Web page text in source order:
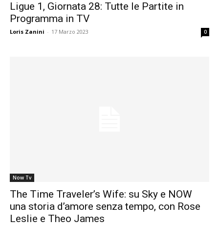
Ligue 1, Giornata 28: Tutte le Partite in
Programma in TV
Loris Zanini - 17 Marzo 2023 0
Now Tv
The Time Traveler’s Wife: su Sky e NOW
una storia d’amore senza tempo, con Rose
Leslie e Theo James